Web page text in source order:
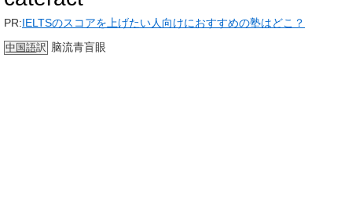
PR:IELTSのスコアを上げたい人向けにおすすめの塾はどこ？
中国語訳 脑流青盲眼